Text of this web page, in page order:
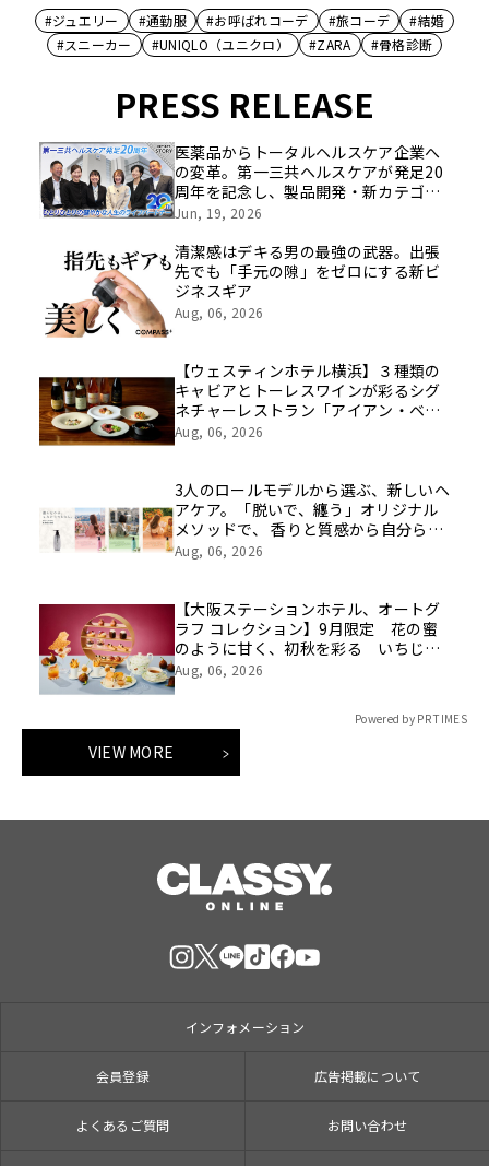
#ジュエリー #通勤服 #お呼ばれコーデ #旅コーデ
#結婚
#スニーカー
#UNIQLO（ユニクロ） #ZARA #骨格診断
PRESS RELEASE
医薬品からトータルヘルスケア企業へ
の変革。第一三共ヘルスケアが発足20
周年を記念し、製品開発・新カテゴリ
挑戦の舞台や旧社統合時のエピソード
像を公開！
Jun, 19, 2026
清潔感はデキる男の最強の武器。出張
先でも「手元の隙」をゼロにする新ビ
ジネスギア
Aug, 06, 2026
【ウェスティンホテル横浜】３種類の
キャビアとトーレスワインが彩るシグ
ネチャーレストラン「アイアン・ベ
イ」、一夜限りのスペシャルペアリン
Aug, 06, 2026
3人のロールモデルから選ぶ、新しいヘ
アケア。「脱いで、纏う」オリジナル
メソッドで、 香りと質感から自分らし
さをデザインする『KAOLKO』がロー
Aug, 06, 2026
【大阪ステーションホテル、オートグ
ラフ コレクション】9月限定 花の蜜
のように甘く、初秋を彩る いちじく
アフタヌーンティー 深紅に色づく果
Aug, 06, 2026
Powered by PR TIMES
VIEW MORE
インフォメーション
会員登録 広告掲載について
よくあるご質問 お問い合わせ